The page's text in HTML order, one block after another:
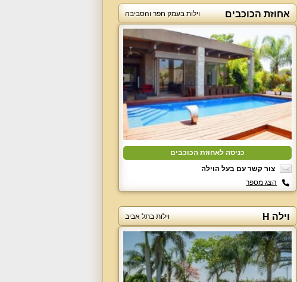
אחוזת הכוכבים וילות בעמק חפר והסביבה
כניסה לאחוזת הכוכבים
צור קשר עם בעל הוילה
הצג מספר
וילה H וילות בתל אביב